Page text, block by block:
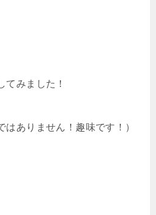
てみました！
はありません！趣味です！）